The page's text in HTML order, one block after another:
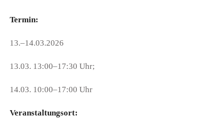
Termin:
13.–14.03.2026
13.03. 13:00–17:30 Uhr;
14.03. 10:00–17:00 Uhr
Veranstaltungsort: